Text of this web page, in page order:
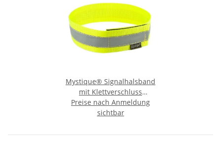
Mystique® Signalhalsband
mit Klettverschluss
Reflexhalsband 55cm neon
gelb
Preise nach Anmeldung
sichtbar